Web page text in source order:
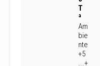
T
ª
Am
bie
nte
+5
...+